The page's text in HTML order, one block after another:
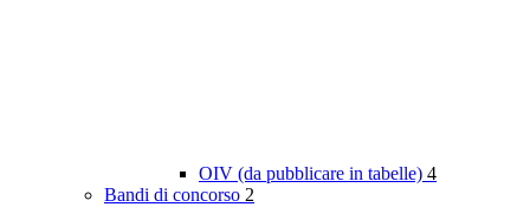
OIV (da pubblicare in tabelle) 4
Bandi di concorso 2